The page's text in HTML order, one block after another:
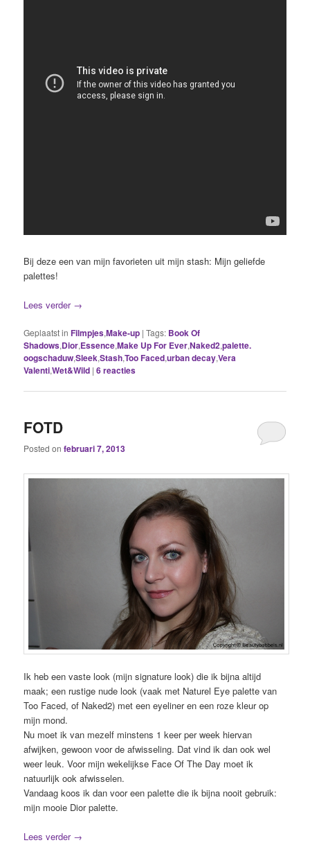
Bij deze een van mijn favorieten uit mijn stash: Mijn geliefde
palettes!
Lees verder →
Geplaatst in Filmpjes,Make-up |Tags: Book Of
Shadows,Dior,Essence,Make Up For Ever,Naked2,palette.
oogschaduw,Sleek,Stash,Too Faced,urban decay,Vera
Valenti,Wet&Wild |6reacties
FOTD
Posted onfebruari 7, 2013
Ik heb een vaste look (mijn signature look) die ik bijna altijd
maak; een rustige nude look (vaak met Naturel Eye palette van
Too Faced, of Naked2) met een eyeliner en een roze kleur op
mijn mond.
Nu moet ik van mezelf minstens 1 keer per week hiervan
afwijken, gewoon voor de afwisseling. Dat vind ik dan ook wel
weer leuk. Voor mijn wekelijkse Face Of The Day moet ik
natuurlijk ook afwisselen.
Vandaag koos ik dan voor een palette die ik bijna nooit gebruik:
mijn mooie Dior palette.
Lees verder →